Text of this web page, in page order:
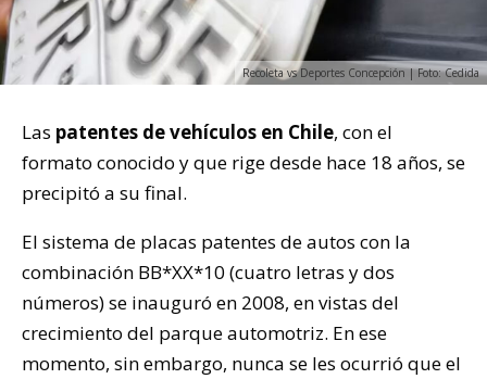
Recoleta vs Deportes Concepción | Foto: Cedida
Las patentes de vehículos en Chile, con el
formato conocido y que rige desde hace 18 años, se
precipitó a su final.
El sistema de placas patentes de autos con la
combinación BB*XX*10 (cuatro letras y dos
números) se inauguró en 2008, en vistas del
crecimiento del parque automotriz. En ese
momento, sin embargo, nunca se les ocurrió que el